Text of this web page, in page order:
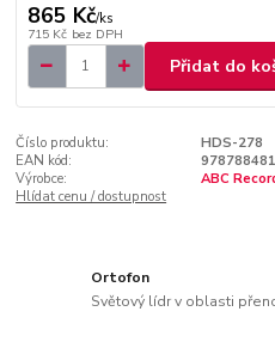
865 Kč/ks
715 Kč bez DPH
Přidat do
Číslo produktu:
HDS-278
EAN kód:
Výrobce:
ABC
Hlídat cenu / dostupnost
Ortofon
Světový lídr v oblasti